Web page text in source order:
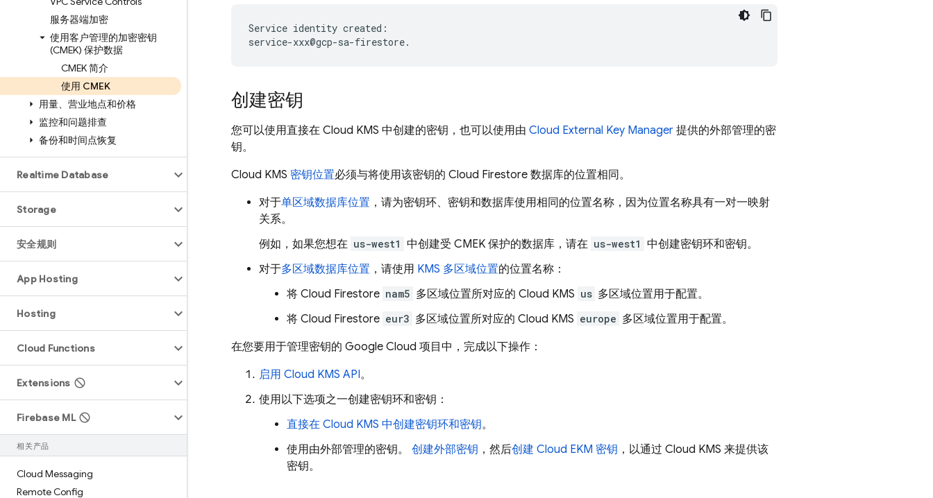
服务器端加密
使用客户管理的加密密钥
(CMEK) 保护数据
CMEK 简介
使用 CMEK
用量、营业地点和价格
监控和问题排查
备份和时间点恢复
Realtime Database
Storage
安全规则
App Hosting
Hosting
Cloud Functions
Extensions
Firebase ML
相关产品
Cloud Messaging
Remote Config
Service identity created:
创建密钥
您可以使用直接在 Cloud KMS 中创建的密钥，也可以使用由 Cloud External Key Manager 提供的外部管理的密
钥。
Cloud KMS 密钥位置必须与将使用该密钥的 Cloud Firestore 数据库的位置相同。
对于单区域数据库位置 ，请为密钥环、密钥和数据库使用相同的位置名称，因为位置名称具有一对一映射
关系。
例如，如果您想在 us-west1 中创建受 CMEK 保护的数据库，请在 us-west1 中创建密钥环和密钥。
对于多区域数据库位置 ，请使用 KMS 多区域位置的位置名称：
将 Cloud Firestore nam5 多区域位置所对应的 Cloud KMS us 多区域位置用于配置。
将 Cloud Firestore eur3 多区域位置所对应的 Cloud KMS europe 多区域位置用于配置。
在您要用于管理密钥的 Google Cloud 项目中，完成以下操作：
启用 Cloud KMS API。
使用以下选项之一创建密钥环和密钥：
直接在 Cloud KMS 中创建密钥环和密钥。
使用由外部管理的密钥。 创建外部密钥 ，然后创建 Cloud EKM 密钥 ，以通过 Cloud KMS 来提供该
密钥。